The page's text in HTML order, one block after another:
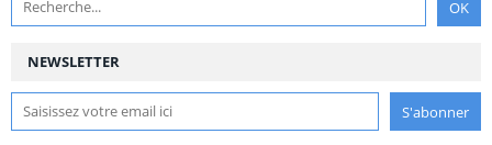
NEWSLETTER